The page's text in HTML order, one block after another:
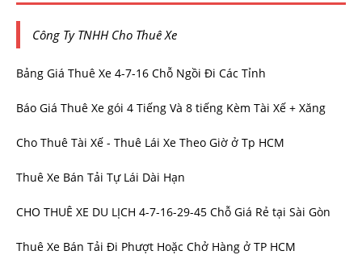
Công Ty TNHH Cho Thuê Xe
Bảng Giá Thuê Xe 4-7-16 Chỗ Ngồi Đi Các Tỉnh
Báo Giá Thuê Xe gói 4 Tiếng Và 8 tiếng Kèm Tài Xế + Xăng
Cho Thuê Tài Xế - Thuê Lái Xe Theo Giờ ở Tp HCM
Thuê Xe Bán Tải Tự Lái Dài Hạn
CHO THUÊ XE DU LỊCH 4-7-16-29-45 Chỗ Giá Rẻ tại Sài Gòn
Thuê Xe Bán Tải Đi Phượt Hoặc Chở Hàng ở TP HCM